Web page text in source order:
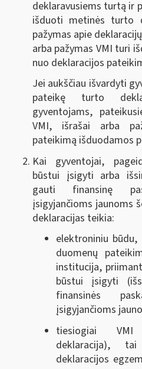
deklaravusiems turtą ir
išduoti metinės turto
pažymas apie
arba pažymas VMI turi
nuo deklaracijos
Jei aukščiau išvardyti
pateikę turto
gyventojams,
VMI, išrašai arba
pateikimą išduodamos
Kai gyventojai,
būstui įsigyti arba
gauti finansinę
įsigyjančioms jaunoms
deklaracijas teikia:
elektroniniu
duomenų
institucija,
būstui įsigyti
finansinės
įsigyjančioms
tiesiogiai VMI
deklaracija),
deklaracijos